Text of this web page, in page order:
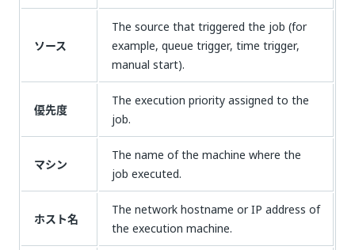
ソース
The source that triggered the job (for
example, queue trigger, time trigger,
manual start).
優先度
The execution priority assigned to the
job.
マシン
The name of the machine where the
job executed.
ホスト名
The network hostname or IP address of
the execution machine.